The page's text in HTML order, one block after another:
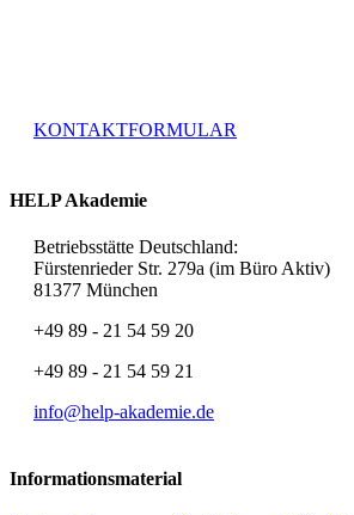
KONTAKTFORMULAR
HELP Akademie
Betriebsstätte Deutschland:
Fürstenrieder Str. 279a (im Büro Aktiv)
81377 München
+49 89 - 21 54 59 20
+49 89 - 21 54 59 21
info@help-akademie.de
Informationsmaterial